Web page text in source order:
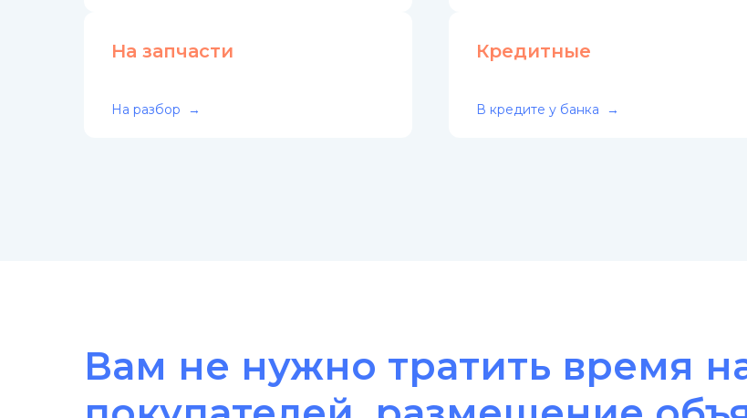
На запчасти
На разбор
Кредитные
В кредите у банка
Вам не нужно тратить время